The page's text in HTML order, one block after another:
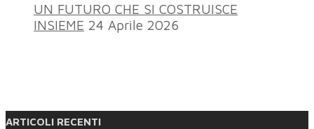
UN FUTURO CHE SI COSTRUISCE
INSIEME 24 Aprile 2026
ARTICOLI RECENTI